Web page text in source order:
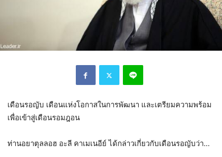
เดือนรอญับ เดือนแห่งโอกาสในการพัฒนา และเตรียมความพร้อม
เพื่อเข้าสู่เดือนรอมฎอน
ท่านอยาตุลลอฮ อะลี คาเมเนอีย์ ได้กล่าวเกี่ยวกับเดือนรอญับว่า…